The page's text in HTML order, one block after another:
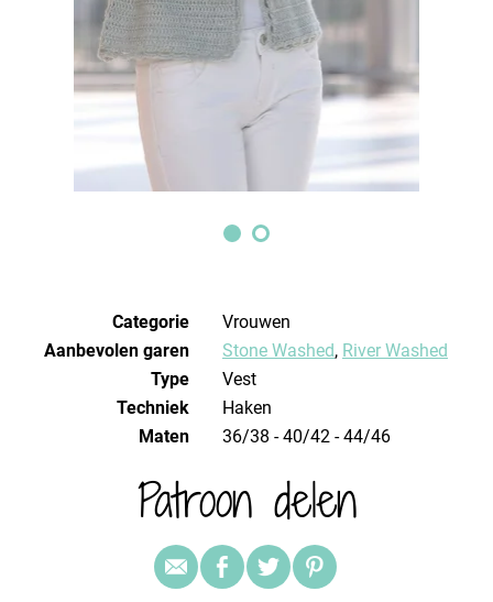
Categorie
Vrouwen
Aanbevolen garen
Stone Washed, River Washed
Type
Vest
Techniek
haken
Maten
36/38 - 40/42 - 44/46
Patroon delen